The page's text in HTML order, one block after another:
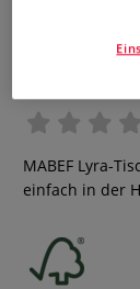
MABEF
MABEF Lyra-
einfach in der